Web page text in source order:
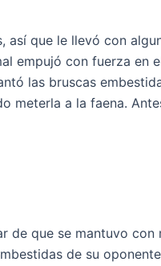
que le llevó con
empujó con fuerza en
las bruscas
meterla a la faena.
que se mantuvo
de su